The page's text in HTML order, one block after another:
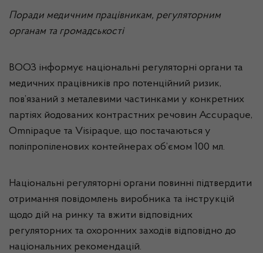
Поради медичним працівникам, регуляторним
органам та громадськості
ВООЗ інформує національні регуляторні органи та
медичних працівників про потенційний ризик,
пов’язаний з металевими частинками у конкретних
партіях йодованих контрастних речовин Accupaque,
Omnipaque та Visipaque, що постачаються у
поліпропіленових контейнерах об’ємом 100 мл.
Національні регуляторні органи повинні підтвердити
отримання повідомлень виробника та інструкцій
щодо дій на ринку та вжити відповідних
регуляторних та охоронних заходів відповідно до
національних рекомендацій.